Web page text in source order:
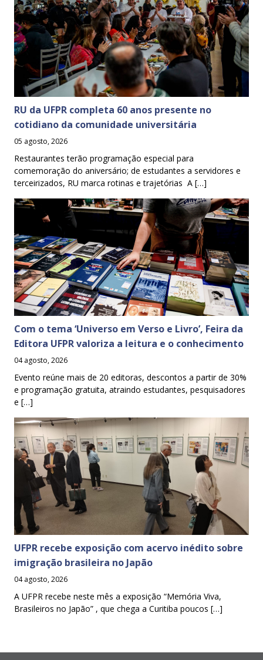
RU da UFPR completa 60 anos presente no
cotidiano da comunidade universitária
05 agosto, 2026
Restaurantes terão programação especial para
comemoração do aniversário; de estudantes a servidores e
terceirizados, RU marca rotinas e trajetórias A […]
Com o tema ‘Universo em Verso e Livro’, Feira da
Editora UFPR valoriza a leitura e o conhecimento
04 agosto, 2026
Evento reúne mais de 20 editoras, descontos a partir de 30%
e programação gratuita, atraindo estudantes, pesquisadores
e […]
UFPR recebe exposição com acervo inédito sobre
imigração brasileira no Japão
04 agosto, 2026
A UFPR recebe neste mês a exposição “Memória Viva,
Brasileiros no Japão” , que chega a Curitiba poucos […]